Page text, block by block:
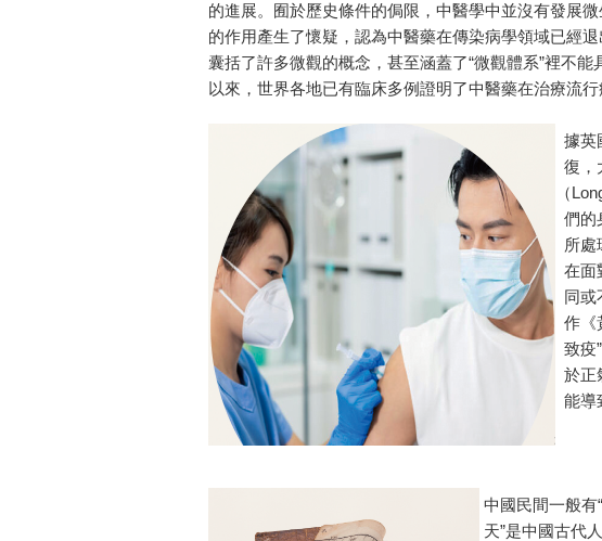
的進展。囿於歷史條件的侷限，中醫學中並沒有發展
的作用產生了懷疑，認為中醫藥在傳染病學領域已經
囊括了許多微觀的概念，甚至涵蓋了“微觀體系”裡不
以來，世界各地已有臨床多例證明了中醫藥在治療流行
據英
復，
（
們的
所處
在面
同或
作《
致疫
於正
能導
中國民間一般有
天”是中國古代